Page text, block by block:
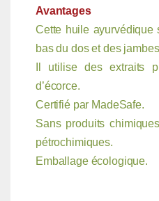
Avantages
Cette huile ayurvédique
bas du dos et des
Il utilise des extraits
d’écorce.
Certifié par MadeSafe.
Sans produits
pétrochimiques.
Emballage écologique.